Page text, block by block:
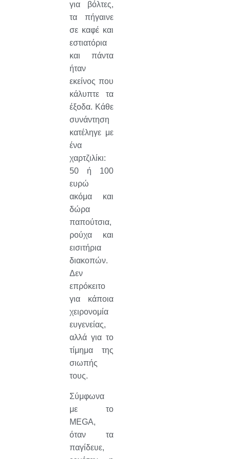
για βόλτες,
τα πήγαινε
σε καφέ και
εστιατόρια
και πάντα
ήταν
εκείνος που
κάλυπτε τα
έξοδα. Κάθε
συνάντηση
κατέληγε με
ένα
χαρτζιλίκι:
50 ή 100
ευρώ
ακόμα και
δώρα
παπούτσια,
ρούχα και
εισιτήρια
διακοπών.
Δεν
επρόκειτο
για κάποια
χειρονομία
ευγενείας,
αλλά για το
τίμημα της
σιωπής
τους.
Σύμφωνα
με το
MEGA,
όταν τα
παγίδευε,